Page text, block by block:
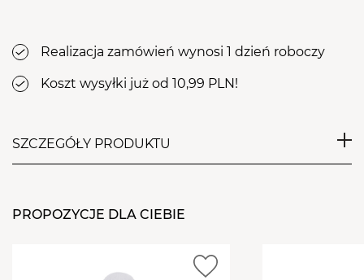
Realizacja zamówień wynosi 1 dzień roboczy
Koszt wysyłki już od 10,99 PLN!
SZCZEGÓŁY PRODUKTU
zaawansowanych stylistek. Idealny do ściągania
zmienić frez na delikatniejszy aby uniknąć
PROPOZYCJE DLA CIEBIE